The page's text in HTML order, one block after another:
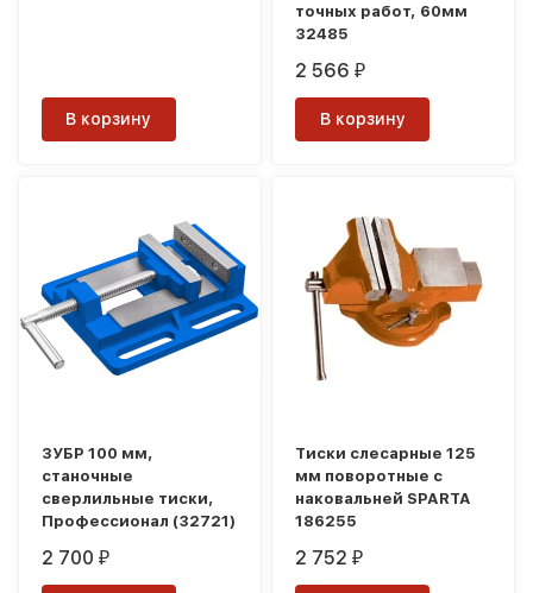
В корзину
точных работ, 60мм
32485
2 566₽
В корзину
ЗУБР 100 мм,
станочные
сверлильные тиски,
Профессионал (32721)
2 700₽
Тиски слесарные 125
мм поворотные с
наковальней SPARTA
186255
2 752₽